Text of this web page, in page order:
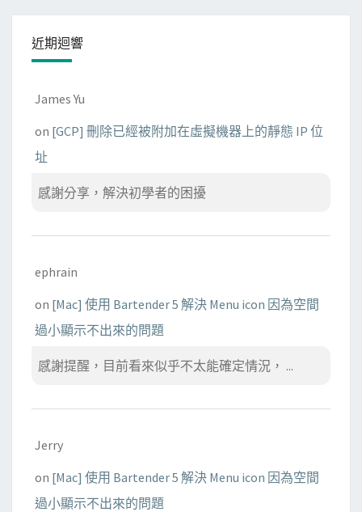
e
的
近期迴響
James Yu
on [GCP] 刪除已經被附加在虛擬機器上的靜態 IP 位
址
感謝分享，解決初學者的困擾
ephrain
on [Mac] 使用 Bartender 5 解決 Menu icon 因為空間
過小顯示不出來的問題
感謝提醒，目前看來似乎不太能確定情況， ...
Jerry
on [Mac] 使用 Bartender 5 解決 Menu icon 因為空間
過小顯示不出來的問題